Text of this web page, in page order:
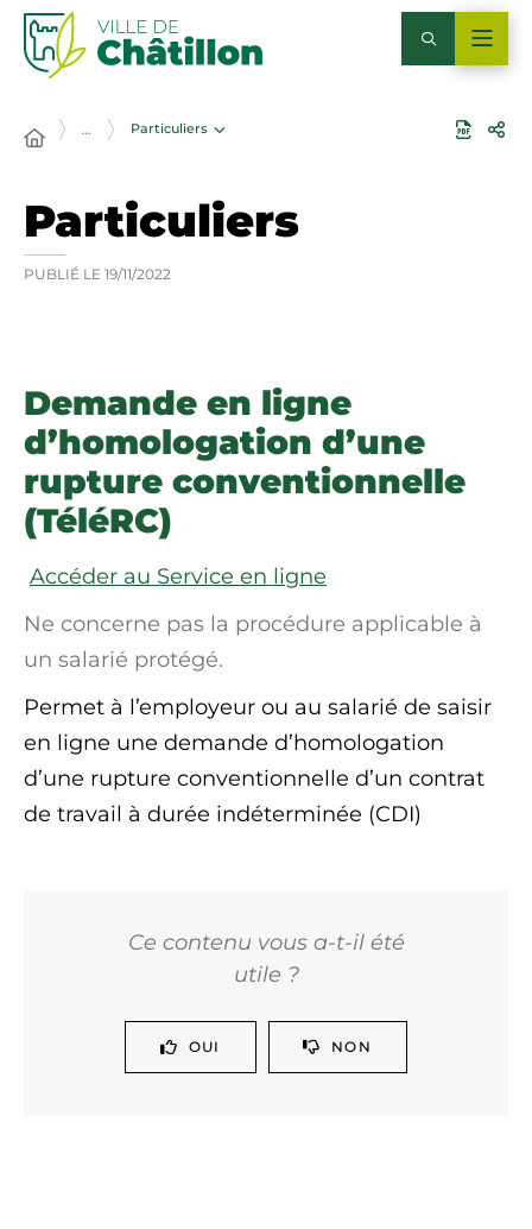
… Particuliers
Particuliers
PUBLIÉ LE 19/11/2022
Demande en ligne
d’homologation d’une
rupture conventionnelle
(TéléRC)
Accéder au Service en ligne
Ne concerne pas la procédure applicable à
un salarié protégé.
Permet à l’employeur ou au salarié de saisir
en ligne une demande d’homologation
d’une rupture conventionnelle d’un contrat
de travail à durée indéterminée (CDI)
Ce contenu vous a-t-il été
utile ?
OUI NON